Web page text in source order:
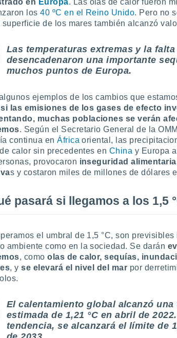
en Europa. Las olas de calor fueron
los40 ºC en el Reino Unido. Pero no
superficie de los mares también alcanzó
Las temperaturas extremas y la
desencadenaron una importante
muchos puntos de Europa.
ejemplos de los cambios que
si las emisiones de los gases de efecto
muchas poblaciones se verán
. Según el Secretario General de la
continua enÁfrica oriental, las
calor sin precedentes en China y Europa
provocaron inseguridad
s y costaron miles de millones de dólares
pasará si llegamos a los 1,5
el umbral de 1,5 °C, son
ambiente como en la sociedad. Se darán
, como olas de calor, sequías,
, yse elevará el nivel del mar por
El calentamiento global alcanzó una
estimada de 1,21 °C en abril de
tendencia, se alcanzará el límite de